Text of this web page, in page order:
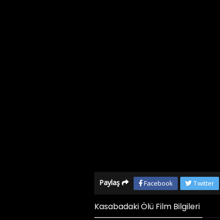
Paylaş Facebook Twitter
Kasabadaki Ölü Film Bilgileri